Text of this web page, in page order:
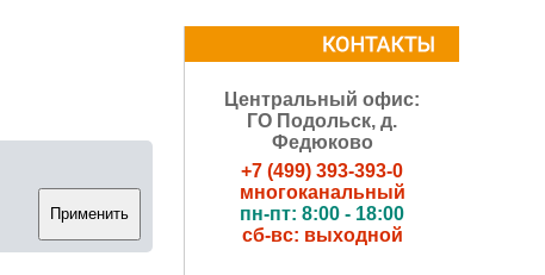
Центральный офис:
ГО Подольск, д.
Федюково
+7 (499) 393-393-0
многоканальный
пн-пт: 8:00 - 18:00
сб-вс: выходной